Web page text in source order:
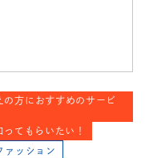
の方におすすめのサービ
ってもらいたい！
ァッション